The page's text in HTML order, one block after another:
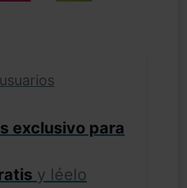
exclusivo para
y léelo